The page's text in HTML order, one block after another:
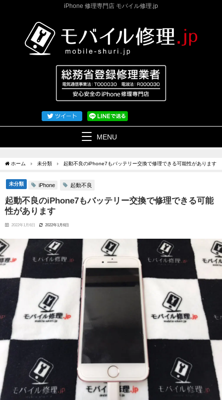
iPhone 修理専門店 モバイル修理.jp
MENU
ホーム 未分類 起動不良のiPhone7もバッテリー交換で修理できる可能性があります
未分類 iPhone 起動不良
起動不良のiPhone7もバッテリー交換で修理できる可能
性があります
2022年1月6日 2022年1月6日